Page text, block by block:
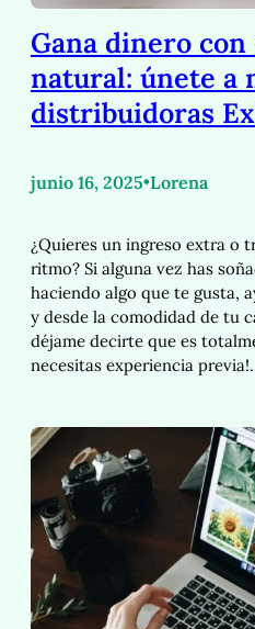
Gana dinero
natural: únete a
distribuidoras
junio 16, 2025•Lorena
¿Quieres un ingreso extra o
ritmo? Si alguna vez has
haciendo algo que te gusta,
y desde la comodidad de tu
déjame decirte que es
necesitas experiencia